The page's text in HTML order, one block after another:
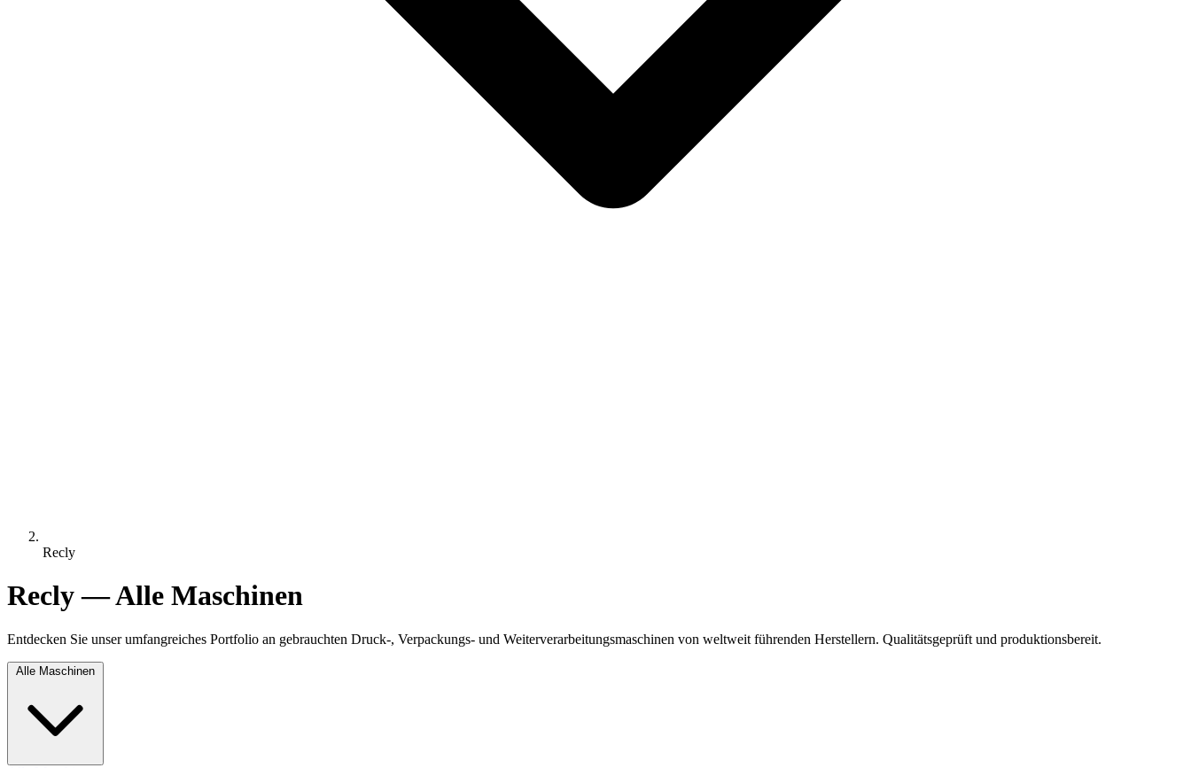
Recly
Recly — Alle Maschinen
Entdecken Sie unser umfangreiches Portfolio an gebrauchten Druck-, Verpackungs- und Weiterverarbeitungsmaschinen von weltweit führenden Herstellern. Qualitätsgeprüft und produktionsbereit.
Alle Maschinen